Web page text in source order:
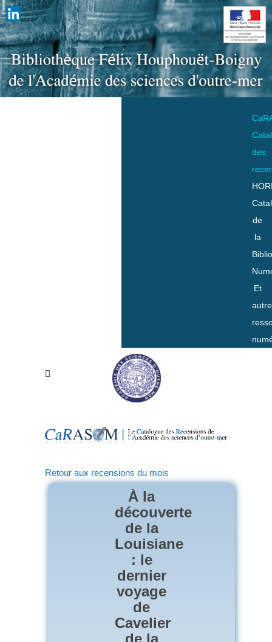
des
de
la
Et
Retour aux recensions du mois
À la
découverte
de la
Louisiane
: le
dernier
voyage
de
Cavelier
de la